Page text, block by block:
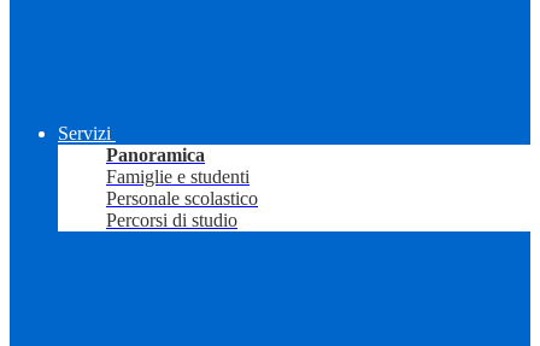
Servizi
Panoramica
Famiglie e studenti
Personale scolastico
Percorsi di studio